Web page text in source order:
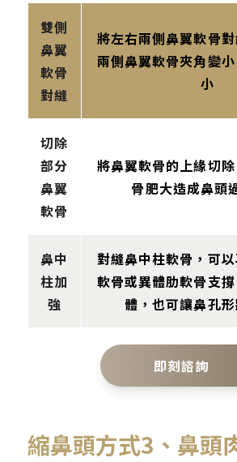
雙側
鼻翼
軟骨
對縫
將左右兩側鼻翼軟骨
兩側鼻翼軟骨夾角變
小
切除
部分
鼻翼
軟骨
將鼻翼軟骨的上緣切
骨肥大造成鼻頭
鼻中
柱加
強
對縫鼻中柱軟骨，可
軟骨或異體肋軟骨支
體，也可讓鼻孔
即刻諮詢
縮鼻頭方式3、鼻頭